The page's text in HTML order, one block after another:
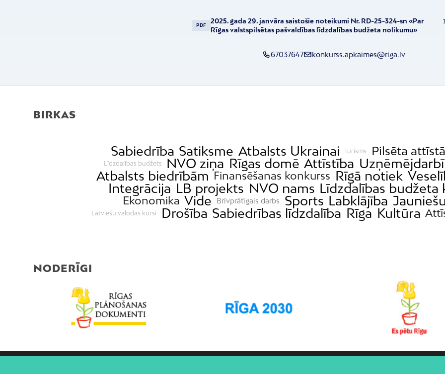
PDF
2025. gada 29. janvāra saistošie noteikumi Nr. RD-25-324-sn «Par
Rīgas valstspilsētas pašvaldības līdzdalības budžeta nolikumu»
67037647 konkurss.apkaimes@riga.lv
BIRKAS
Sabiedrība Satiksme Atbalsts Ukrainai Tūrisms Pilsēta
Līdzdalības budžets NVO ziņa Rīgas domē Attīstība
Atbalsts biedrībām Finansēšanas konkurss Rīgā notiek
Integrācija LB projekts NVO nams Līdzdalības budžeta
Ekonomika Vide Brīvprātīgais darbs Sports Labklājība
Latviešu valodas kursi Drošība Sabiedrības līdzdalība Rīga Kultūra
NODERĪGI